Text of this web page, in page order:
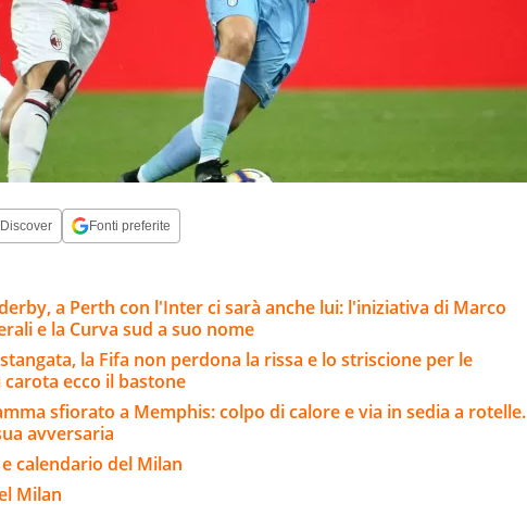
Fonti preferite
a Perth con l'Inter ci sarà anche lui: l'iniziativa di Marco
e la Curva sud a suo nome
la Fifa non perdona la rissa e lo striscione per le
ecco il bastone
sfiorato a Memphis: colpo di calore e via in sedia a rotelle.
avversaria
calendario del Milan
Milan